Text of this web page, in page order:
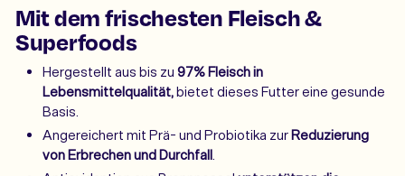
Mit dem frischesten Fleisch &
Superfoods
Hergestellt aus bis zu 97% Fleisch in
Lebensmittelqualität,bietet dieses Futter eine gesunde
Basis.
Angereichert mit Prä- und Probiotika zurReduzierung
von Erbrechen und Durchfall